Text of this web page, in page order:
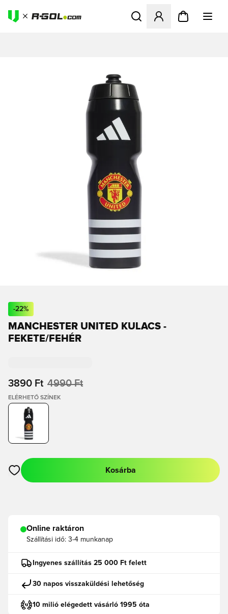
Megnyit egy modált a
-22%
MANCHESTER UNITED KULACS -
FEKETE/FEHÉR
3890 Ft 4990 Ft
ELÉRHETŐ SZÍNEK
Megnyit egy modált a bejelentkezéshez vagy a tagként való
Kosárba
Online raktáron
Szállítási idő: 3-4 munkanap
Ingyenes szállítás 25 000 Ft felett
30 napos visszaküldési lehetőség
10 milió elégedett vásárló 1995 óta